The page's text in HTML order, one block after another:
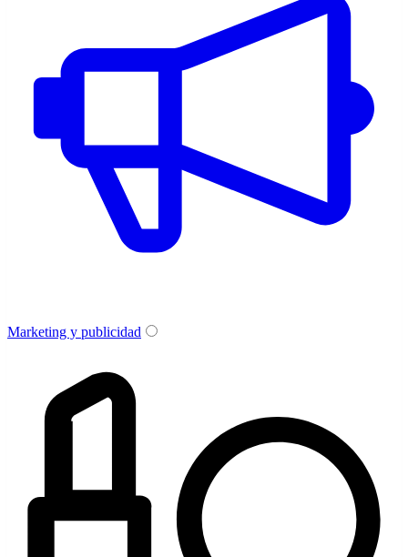
Marketing y publicidad